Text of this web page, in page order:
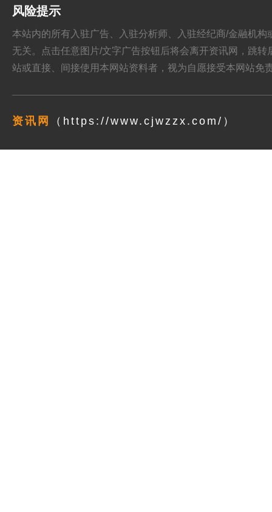
风险提示
本站内的所有入驻广告、入驻分析师、入驻经纪商/金融机
无关。点击任意图片/文字广告按钮后将会离开资讯网，跳
站或直接、间接使用本网站资料者，视为自愿接受本网站免
资讯网 （https://www.cjwzzx.com/）